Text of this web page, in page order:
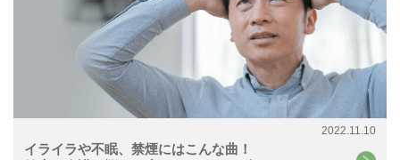
2022.11.10
イライラや不眠、禁煙にはこんな曲！